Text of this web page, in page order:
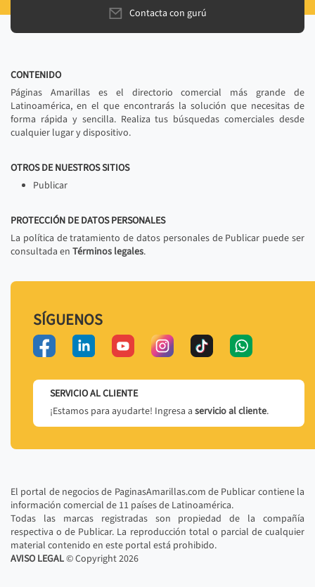
Contacta con gurú
CONTENIDO
Páginas Amarillas es el directorio comercial más grande de
Latinoamérica, en el que encontrarás la solución que necesitas de
forma rápida y sencilla. Realiza tus búsquedas comerciales desde
cualquier lugar y dispositivo.
OTROS DE NUESTROS SITIOS
Publicar
PROTECCIÓN DE DATOS PERSONALES
La política de tratamiento de datos personales de Publicar puede ser
consultada en Términos legales.
SÍGUENOS
SERVICIO AL CLIENTE
¡Estamos para ayudarte! Ingresa a servicio al cliente.
El portal de negocios de PaginasAmarillas.com de Publicar contiene la
información comercial de 11 países de Latinoamérica.
Todas las marcas registradas son propiedad de la compañía
respectiva o de Publicar. La reproducción total o parcial de cualquier
material contenido en este portal está prohibido.
AVISO LEGAL© Copyright2026